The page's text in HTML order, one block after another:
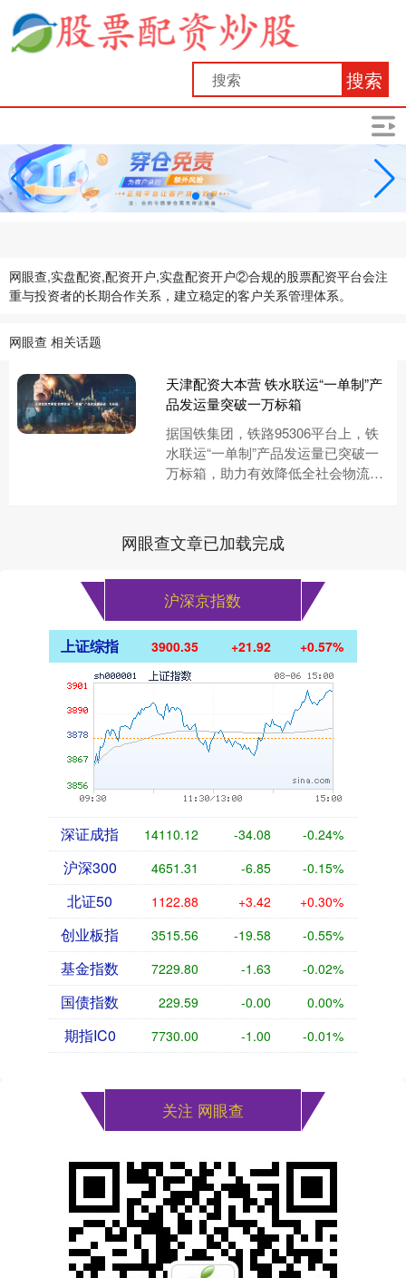
搜索
网眼查,实盘配资,配资开户,实盘配资开户②合规的股票配资平台会注
重与投资者的长期合作关系，建立稳定的客户关系管理体系。
网眼查 相关话题
天津配资大本营 铁水联运“一单制”产
品发运量突破一万标箱
据国铁集团，铁路95306平台上，铁
水联运“一单制”产品发运量已突破一
万标箱，助力有效降低全社会物流成
网眼查文章已加载完成
沪深京指数
上证综指 3900.35 +21.92 +0.57%
深证成指 14110.12 -34.08 -0.24%
沪深300 4651.31 -6.85 -0.15%
北证50 1122.88 +3.42 +0.30%
创业板指 3515.56 -19.58 -0.55%
基金指数 7229.80 -1.63 -0.02%
国债指数 229.59 -0.00 0.00%
期指IC0 7730.00 -1.00 -0.01%
关注 网眼查